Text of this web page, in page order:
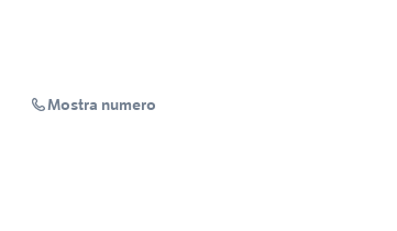
Mostra numero